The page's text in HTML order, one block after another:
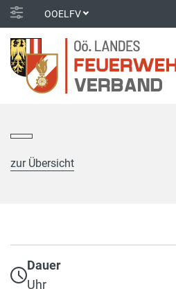
OOELFV
zur Übersicht
Dauer
Uhr